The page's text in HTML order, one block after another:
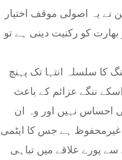
یہ اصولی موقف اختیار
کو رکنیت دینی ہے تو
کا سلسلہ انتہا تک پہنچ
ننگے عزائم کے باعث
احساس نہیں اور وہ ان
غیرمحفوظ ہے جس کا ایٹمی
پورے علاقے میں تباہی